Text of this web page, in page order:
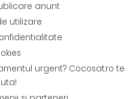
anunt
utilizare
urgent? Cocosat.ro te